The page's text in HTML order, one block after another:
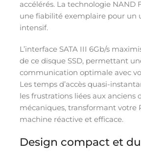
accélérés. La technologie NAND
une fiabilité exemplaire pour un
intensif.
L’interface SATA III 6Gb/s
de ce disque SSD, permettant
communication optimale avec
Les temps d’accès quasi-
les frustrations liées aux anciens
mécaniques, transformant votre
machine réactive et efficace.
Design compact et